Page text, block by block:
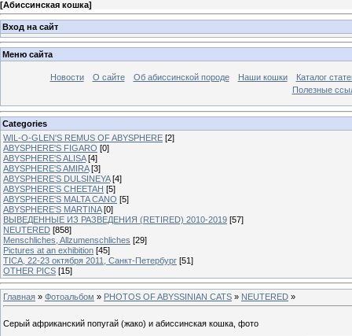
[Абиссинская кошка]
Вход на сайт
Меню сайта
Новости О сайте Об абиссинской породе Наши кошки
Каталог
Полезные
Categories
WIL-O-GLEN'S REMUS OF ABYSPHERE [2]
ABYSPHERE'S FIGARO [0]
ABYSPHERE'S ALISA [4]
ABYSPHERE'S AMIRA [3]
ABYSPHERE'S DULSINEYA [4]
ABYSPHERE'S CHEETAH [5]
ABYSPHERE'S MALTA CANO [5]
ABYSPHERE'S MARTINA [0]
ВЫВЕДЕННЫЕ ИЗ РАЗВЕДЕНИЯ (RETIRED) 2010-2019 [57]
NEUTERED [858]
Menschliches, Allzumenschliches [29]
Pictures at an exhibition [45]
TICA, 22-23 октября 2011, Санкт-Петербург [51]
OTHER PICS [15]
Главная » Фотоальбом » PHOTOS OF ABYSSINIAN CATS » NEUTERED »
Серый африканский попугай (жако) и абиссинская кошка, фото